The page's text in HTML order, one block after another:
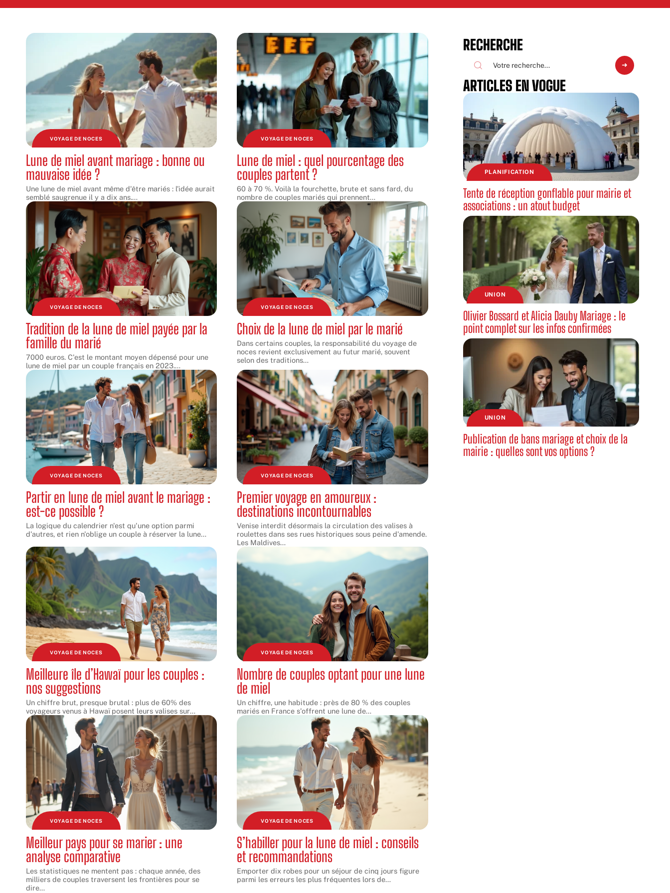
VOYAGE DE NOCES
Lune de miel avant mariage : bonne ou
mauvaise idée ?
Une lune de miel avant même d'être mariés : l'idée aurait
semblé saugrenue il y a dix ans.…
VOYAGE DE NOCES
Lune de miel : quel pourcentage des
couples partent ?
60 à 70 %. Voilà la fourchette, brute et sans fard, du
nombre de couples mariés qui prennent…
VOYAGE DE NOCES
Tradition de la lune de miel payée par la
famille du marié
7000 euros. C'est le montant moyen dépensé pour une
lune de miel par un couple français en 2023.…
VOYAGE DE NOCES
Choix de la lune de miel par le marié
Dans certains couples, la responsabilité du voyage de
noces revient exclusivement au futur marié, souvent
selon des traditions…
VOYAGE DE NOCES
Partir en lune de miel avant le mariage :
est-ce possible ?
La logique du calendrier n'est qu'une option parmi
d'autres, et rien n'oblige un couple à réserver la lune…
VOYAGE DE NOCES
Premier voyage en amoureux :
destinations incontournables
Venise interdit désormais la circulation des valises à
roulettes dans ses rues historiques sous peine d'amende.
Les Maldives…
VOYAGE DE NOCES
Meilleure île d’Hawaï pour les couples :
nos suggestions
Un chiffre brut, presque brutal : plus de 60% des
voyageurs venus à Hawaï posent leurs valises sur…
VOYAGE DE NOCES
Nombre de couples optant pour une lune
de miel
Un chiffre, une habitude : près de 80 % des couples
mariés en France s'offrent une lune de…
VOYAGE DE NOCES
Meilleur pays pour se marier : une
analyse comparative
Les statistiques ne mentent pas : chaque année, des
milliers de couples traversent les frontières pour se
dire…
VOYAGE DE NOCES
S’habiller pour la lune de miel : conseils
et recommandations
Emporter dix robes pour un séjour de cinq jours figure
parmi les erreurs les plus fréquentes lors de…
RECHERCHE
ARTICLES EN VOGUE
PLANIFICATION
Tente de réception gonflable pour mairie et
associations : un atout budget
UNION
Olivier Bossard et Alicia Dauby Mariage : le
point complet sur les infos confirmées
UNION
Publication de bans mariage et choix de la
mairie : quelles sont vos options ?